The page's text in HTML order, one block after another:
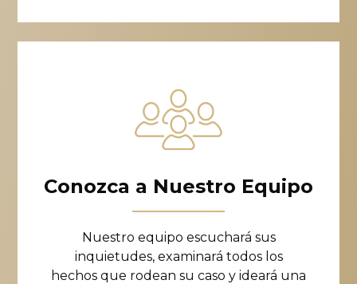
Conozca a Nuestro Equipo
Nuestro equipo escuchará sus
inquietudes, examinará todos los
hechos que rodean su caso y ideará una